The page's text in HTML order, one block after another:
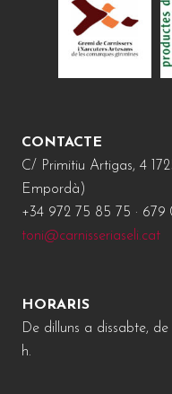
CONTACTE
C/ Primitiu Artigas, 4
Empordà)
+34 972 75 85 75 · 679
toni@carnisseriaseli.cat
HORARIS
De dilluns a dissabte,
h.